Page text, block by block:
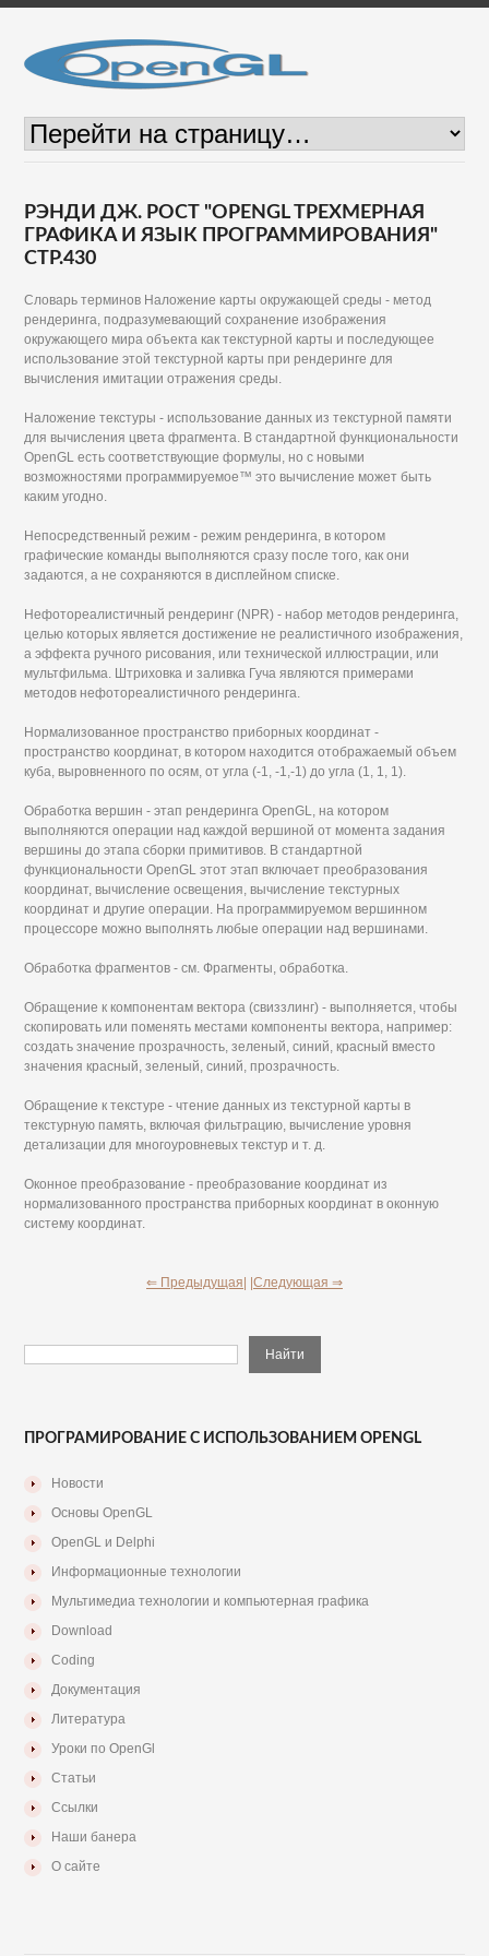
РЭНДИ ДЖ. РОСТ "OPENGL ТРЕХМЕРНАЯ
ГРАФИКА И ЯЗЫК ПРОГРАММИРОВАНИЯ"
СТР.430
Словарь терминов Наложение карты окружающей среды - метод
рендеринга, подразумевающий сохранение изображения
окружающего мира объекта как текстурной карты и последующее
использование этой текстурной карты при рендеринге для
вычисления имитации отражения среды.
Наложение текстуры - использование данных из текстурной памяти
для вычисления цвета фрагмента. В стандартной функциональности
OpenGL есть соответствующие формулы, но с новыми
возможностями программируемое™ это вычисление может быть
каким угодно.
Непосредственный режим - режим рендеринга, в котором
графические команды выполняются сразу после того, как они
задаются, а не сохраняются в дисплейном списке.
Нефотореалистичный рендеринг (NPR) - набор методов рендеринга,
целью которых является достижение не реалистичного изображения,
а эффекта ручного рисования, или технической иллюстрации, или
мультфильма. Штриховка и заливка Гуча являются примерами
методов нефотореалистичного рендеринга.
Нормализованное пространство приборных координат -
пространство координат, в котором находится отображаемый объем
куба, выровненного по осям, от угла (-1, -1,-1) до угла (1, 1, 1).
Обработка вершин - этап рендеринга OpenGL, на котором
выполняются операции над каждой вершиной от момента задания
вершины до этапа сборки примитивов. В стандартной
функциональности OpenGL этот этап включает преобразования
координат, вычисление освещения, вычисление текстурных
координат и другие операции. На программируемом вершинном
процессоре можно выполнять любые операции над вершинами.
Обработка фрагментов - см. Фрагменты, обработка.
Обращение к компонентам вектора (свиззлинг) - выполняется, чтобы
скопировать или поменять местами компоненты вектора, например:
создать значение прозрачность, зеленый, синий, красный вместо
значения красный, зеленый, синий, прозрачность.
Обращение к текстуре - чтение данных из текстурной карты в
текстурную память, включая фильтрацию, вычисление уровня
детализации для многоуровневых текстур и т. д.
Оконное преобразование - преобразование координат из
нормализованного пространства приборных координат в оконную
систему координат.
⇐ Предыдущая| |Следующая ⇒
ПРОГРАМИРОВАНИЕ С ИСПОЛЬЗОВАНИЕМ OPENGL
Новости
Основы OpenGL
OpenGL и Delphi
Информационные технологии
Мультимедиа технологии и компьютерная графика
Download
Coding
Документация
Литература
Уроки по OpenGl
Статьи
Ссылки
Наши банера
О сайте